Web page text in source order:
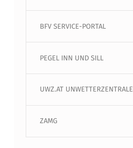
BFV SERVICE-PORTAL
PEGEL INN UND SILL
UWZ.AT UNWETTERZENTRALE
ZAMG